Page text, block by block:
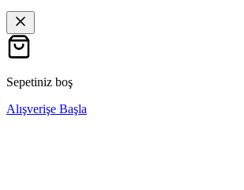
Sepetiniz boş
Alışverişe Başla